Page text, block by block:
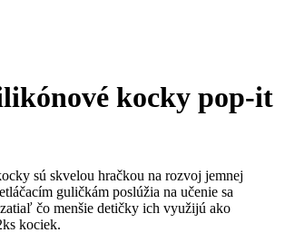
kocky pop-it
sú skvelou hračkou na rozvoj jemnej
guličkám poslúžia na učenie sa
čo menšie detičky ich využijú ako
kociek.